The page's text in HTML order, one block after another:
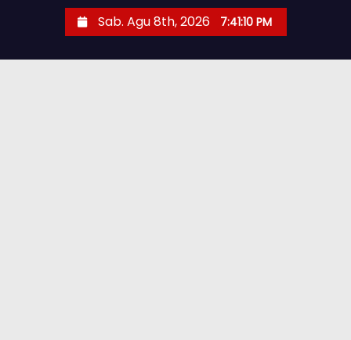
Sab. Agu 8th, 2026 7:41:11 PM